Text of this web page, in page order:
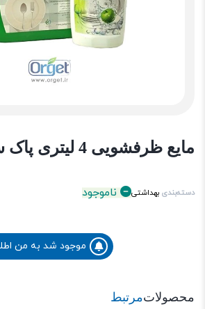
مایع ظرفشویی 4 لیتری پاک سیناس
دسته‌بندی بهداشتی ناموجود
موجود شد به من
محصولاتمرتبط